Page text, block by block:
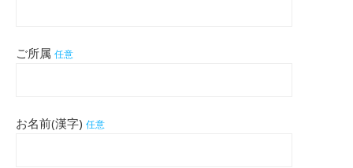
ご所属 任意
お名前(漢字) 任意